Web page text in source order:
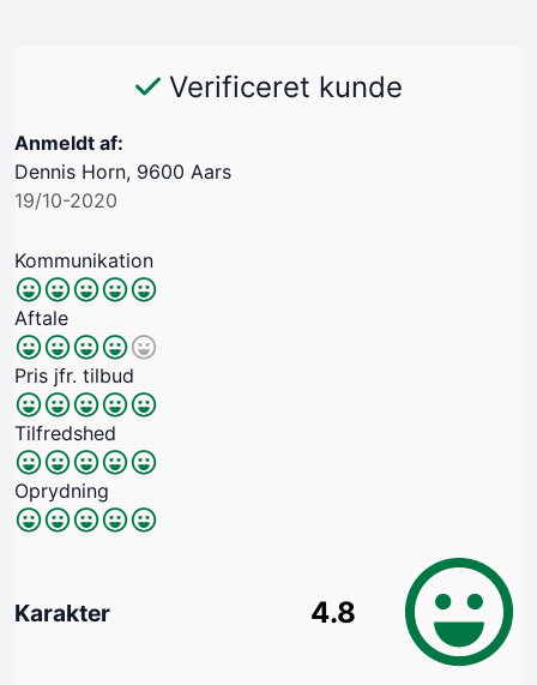
Verificeret kunde
Anmeldt af:
Dennis Horn, 9600 Aars
19/10-2020
Kommunikation
Aftale
Pris jfr. tilbud
Tilfredshed
Oprydning
Karakter 4.8